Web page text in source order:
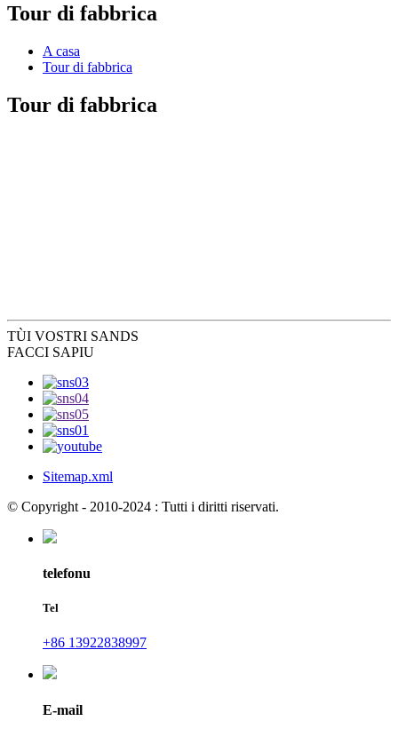
Tour di fabbrica
A casa
Tour di fabbrica
Tour di fabbrica
TÙI VOSTRI SANDS
FACCI SAPIU
Sitemap.xml
© Copyright - 2010-2024 : Tutti i diritti riservati.
telefonu
Tel
+86 13922838997
E-mail